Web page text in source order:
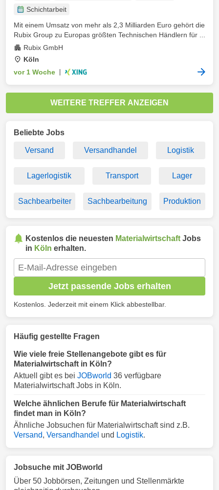
Schichtarbeit
Mit einem Umsatz von mehr als 2,3 Milliarden Euro gehört die
Rubix Group zu Europas größten Technischen Händlern für ...
Rubix GmbH
Köln
vor 1 Woche
WEITERE TREFFER ANZEIGEN
Beliebte Jobs
Versand Versandhandel Logistik
Lagerlogistik Transport Lager
Sachbearbeiter Sachbearbeitung Produktion
Kostenlos die neuesten Materialwirtschaft Jobs
in Köln erhalten.
Jetzt passende Jobs erhalten
Kostenlos. Jederzeit mit einem Klick abbestellbar.
Häufig gestellte Fragen
Wie viele freie Stellenangebote gibt es für
Materialwirtschaft in Köln?
Aktuell gibt es bei JOBworld 36 verfügbare
Materialwirtschaft Jobs in Köln.
Welche ähnlichen Berufe für Materialwirtschaft
findet man in Köln?
Ähnliche Jobsuchen für Materialwirtschaft sind z.B.
Versand, Versandhandel und Logistik.
Jobsuche mit JOBworld
Über 50 Jobbörsen, Zeitungen und Stellenmärkte